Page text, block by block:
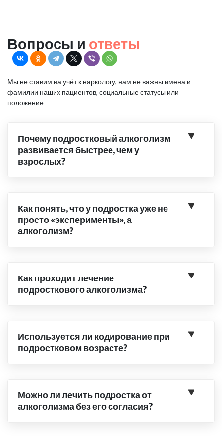
Вопросы и ответы
Мы не ставим на учёт к наркологу, нам не важны имена и
фамилии наших пациентов, социальные статусы или
положение
Почему подростковый алкоголизм
развивается быстрее, чем у
взрослых?
Как понять, что у подростка уже не
просто «эксперименты», а
алкоголизм?
Как проходит лечение
подросткового алкоголизма?
Используется ли кодирование при
подростковом возрасте?
Можно ли лечить подростка от
алкоголизма без его согласия?